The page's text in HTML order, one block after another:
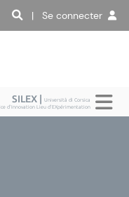
| Se connecter
SILEX |Università di Corsica
d'Innovation Lieu d'EXpérimentation